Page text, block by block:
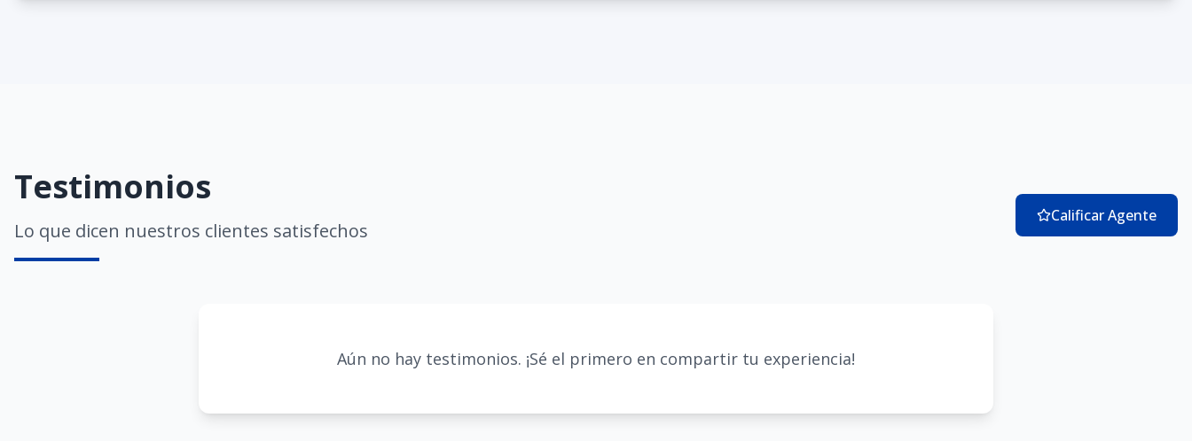
Testimonios
Lo que dicen nuestros clientes satisfechos
Calificar Agente
Aún no hay testimonios. ¡Sé el primero en compartir tu experiencia!